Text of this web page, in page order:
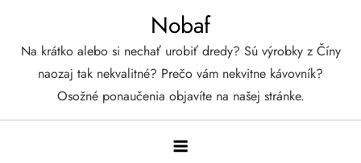
content
Nobaf
Na krátko alebo si nechať urobiť dredy? Sú výrobky z Číny
naozaj tak nekvalitné? Prečo vám nekvitne kávovník?
Osožné ponaučenia objavíte na našej stránke.